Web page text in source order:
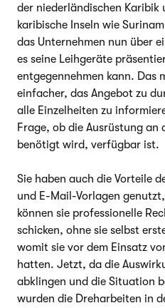
der niederländischen Karibik
karibische Inseln wie
das Unternehmen nun über
es seine Leihgeräte
entgegennehmen kann. Das
einfacher, das Angebot zu
alle Einzelheiten zu
Frage, ob die Ausrüstung an
benötigt wird, verfügbar ist.
Sie haben auch die Vorteile
und E-Mail-Vorlagen
können sie professionelle
schicken, ohne sie selbst
womit sie vor dem Einsatz
hatten. Jetzt, da die
abklingen und die Situation
wurden die Dreharbeiten in